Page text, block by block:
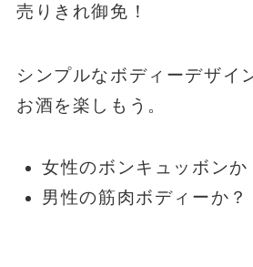
売りきれ御免！
シンプルなボディーデザイ
お酒を楽しもう。
女性のボンキュッボンか
男性の筋肉ボディーか？